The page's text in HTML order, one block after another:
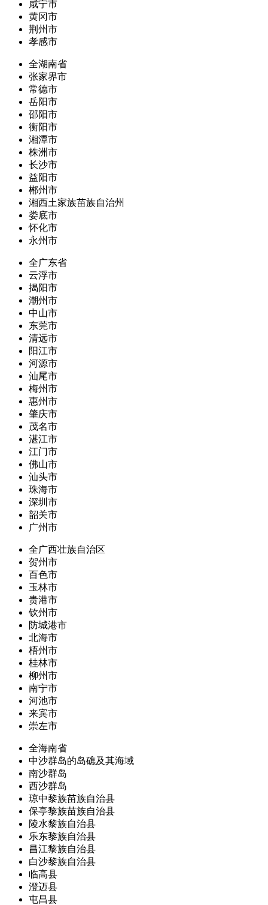
咸宁市
黄冈市
荆州市
孝感市
全湖南省
张家界市
常德市
岳阳市
邵阳市
衡阳市
湘潭市
株洲市
长沙市
益阳市
郴州市
湘西土家族苗族自治州
娄底市
怀化市
永州市
全广东省
云浮市
揭阳市
潮州市
中山市
东莞市
清远市
阳江市
河源市
汕尾市
梅州市
惠州市
肇庆市
茂名市
湛江市
江门市
佛山市
汕头市
珠海市
深圳市
韶关市
广州市
全广西壮族自治区
贺州市
百色市
玉林市
贵港市
钦州市
防城港市
北海市
梧州市
桂林市
柳州市
南宁市
河池市
来宾市
崇左市
全海南省
中沙群岛的岛礁及其海域
南沙群岛
西沙群岛
琼中黎族苗族自治县
保亭黎族苗族自治县
陵水黎族自治县
乐东黎族自治县
昌江黎族自治县
白沙黎族自治县
临高县
澄迈县
屯昌县